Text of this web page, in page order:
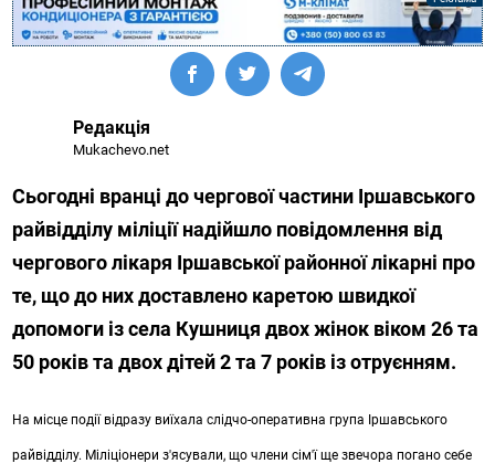
Редакція
Mukachevo.net
Сьогодні вранці до чергової частини Іршавського
райвідділу міліції надійшло повідомлення від
чергового лікаря Іршавської районної лікарні про
те, що до них доставлено каретою швидкої
допомоги із села Кушниця двох жінок віком 26 та
50 років та двох дітей 2 та 7 років із отруєнням.
На місце події відразу виїхала слідчо-оперативна група Іршавського
райвідділу. Міліціонери з′ясували, що члени сім′ї ще звечора погано себе